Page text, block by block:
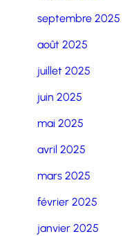
septembre 2025
août 2025
juillet 2025
juin 2025
mai 2025
avril 2025
mars 2025
février 2025
janvier 2025